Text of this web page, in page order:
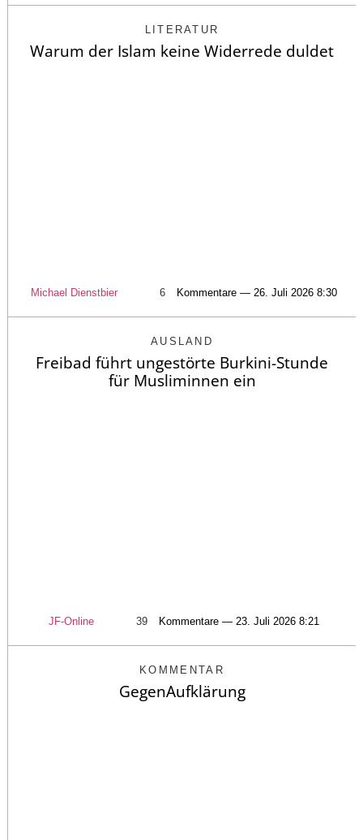
LITERATUR
Warum der Islam keine Widerrede duldet
Michael Dienstbier 6 Kommentare — 26. Juli 2026 8:30
AUSLAND
Freibad führt ungestörte Burkini-Stunde
für Musliminnen ein
JF-Online 39 Kommentare — 23. Juli 2026 8:21
KOMMENTAR
GegenAufklärung